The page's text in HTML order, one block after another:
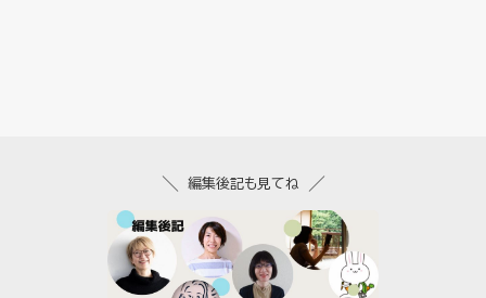
編集後記も見てね